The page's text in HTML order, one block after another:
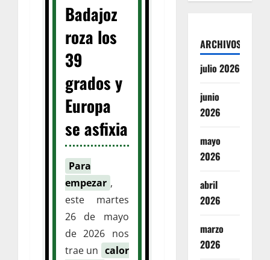
Badajoz
roza los
39
grados y
Europa
se asfixia
Para
empezar ,
este martes
26 de mayo
de 2026 nos
trae un calor
ARCHIVOS
julio 2026
junio
2026
mayo
2026
abril
2026
marzo
2026